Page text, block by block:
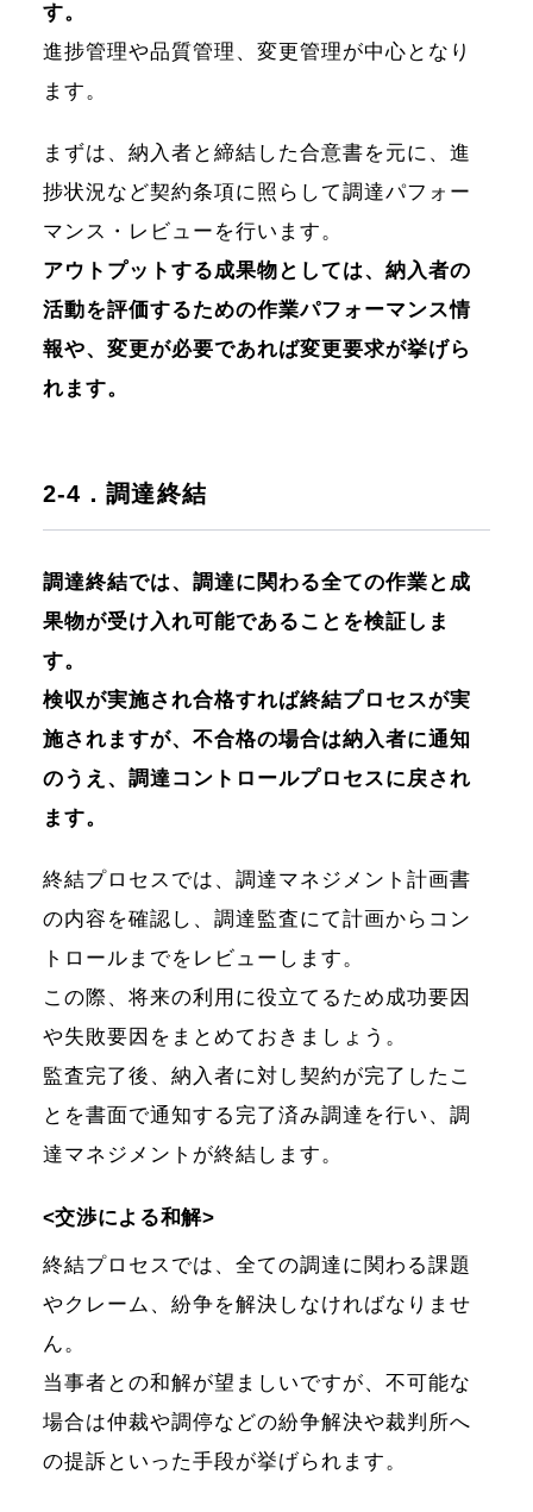
す。
進捗管理や品質管理、変更管理が中心となり
ます。
まずは、納入者と締結した合意書を元に、進
捗状況など契約条項に照らして調達パフォー
マンス・レビューを行います。
アウトプットする成果物としては、納入者の
活動を評価するための作業パフォーマンス情
報や、変更が必要であれば変更要求が挙げら
れます。
2-4．調達終結
調達終結では、調達に関わる全ての作業と成
果物が受け入れ可能であることを検証しま
す。
検収が実施され合格すれば終結プロセスが実
施されますが、不合格の場合は納入者に通知
のうえ、調達コントロールプロセスに戻され
ます。
終結プロセスでは、調達マネジメント計画書
の内容を確認し、調達監査にて計画からコン
トロールまでをレビューします。
この際、将来の利用に役立てるため成功要因
や失敗要因をまとめておきましょう。
監査完了後、納入者に対し契約が完了したこ
とを書面で通知する完了済み調達を行い、調
達マネジメントが終結します。
<交渉による和解>
終結プロセスでは、全ての調達に関わる課題
やクレーム、紛争を解決しなければなりませ
ん。
当事者との和解が望ましいですが、不可能な
場合は仲裁や調停などの紛争解決や裁判所へ
の提訴といった手段が挙げられます。